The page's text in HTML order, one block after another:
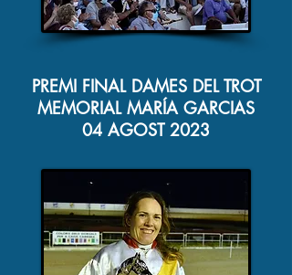
PREMI FINAL DAMES DEL TROT
MEMORIAL MARÍA GARCIAS
04 AGOST 2023